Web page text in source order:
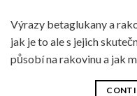
Výrazy betaglukany a
jak je to ale s jejich
působí na rakovinu a jak